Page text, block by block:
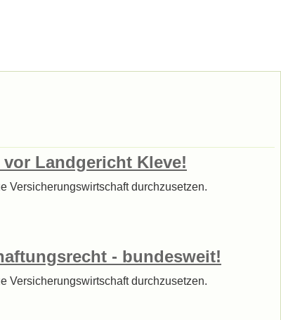
Landgericht Kleve!
Versicherungswirtschaft durchzusetzen.
- bundesweit!
Versicherungswirtschaft durchzusetzen.